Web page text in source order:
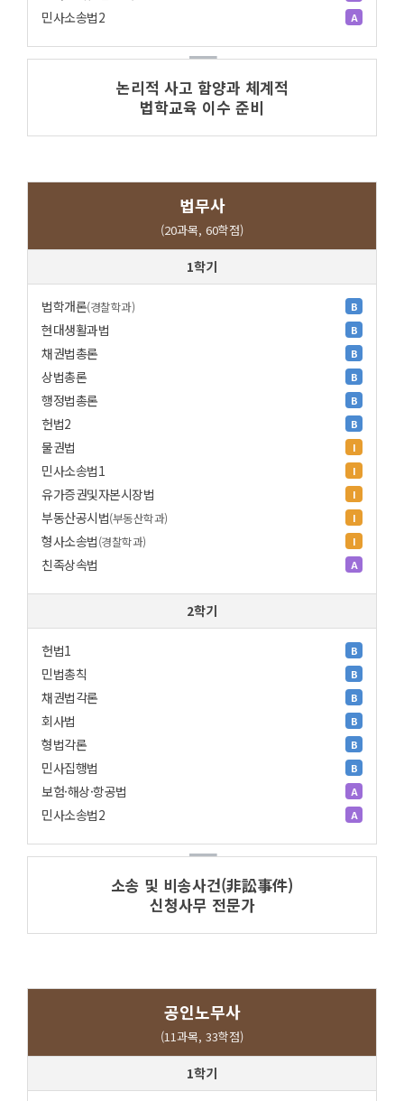
민사소송법2 A
논리적 사고 함양과 체계적
법학교육 이수 준비
법무사
(20과목, 60학점)
1학기
법학개론(경찰학과) B
현대생활과법 B
채권법총론 B
상법총론 B
행정법총론 B
헌법2 B
물권법 I
민사소송법1 I
유가증권및자본시장법 I
부동산공시법(부동산학과) I
형사소송법(경찰학과) I
친족상속법 A
2학기
헌법1 B
민법총칙 B
채권법각론 B
회사법 B
형법각론 B
민사집행법 B
보험·해상·항공법 A
민사소송법2 A
소송 및 비송사건(非訟事件)
신청사무 전문가
공인노무사
(11과목, 33학점)
1학기